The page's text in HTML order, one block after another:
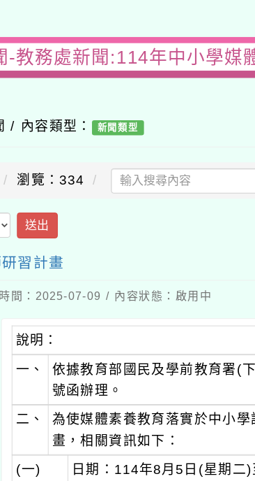
-教務處新聞:114年中小學媒
/ 內容類型： 新聞類型
瀏覽：334
送出
習計畫
間：2025-07-09 / 內容狀態：啟用中
說明：
一、
依據教育部國民及學前教育署(
號函辦理。
二、 為使媒體素養教育落實於中小
畫，相關資訊如下：
(一)
日期：114年8月5日(星期二